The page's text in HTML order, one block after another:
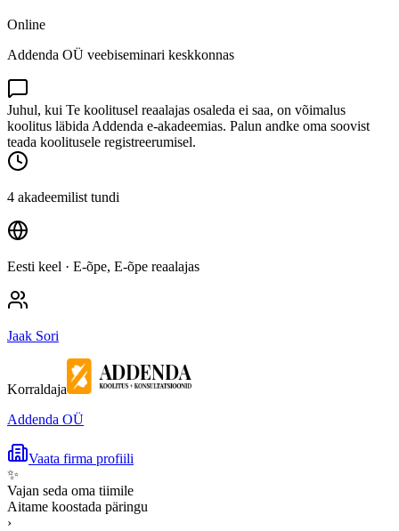
Online
Addenda OÜ veebiseminari keskkonnas
Juhul, kui Te koolitusel reaalajas osaleda ei saa, on võimalus
koolitus läbida Addenda e-akadeemias. Palun andke oma soovist
teada koolitusele registreerumisel.
4 akadeemilist tundi
Eesti keel · E-õpe, E-õpe reaalajas
Jaak Sori
Korraldaja
Addenda OÜ
Vaata firma profiili
✨
Vajan seda oma tiimile
Aitame koostada päringu
›